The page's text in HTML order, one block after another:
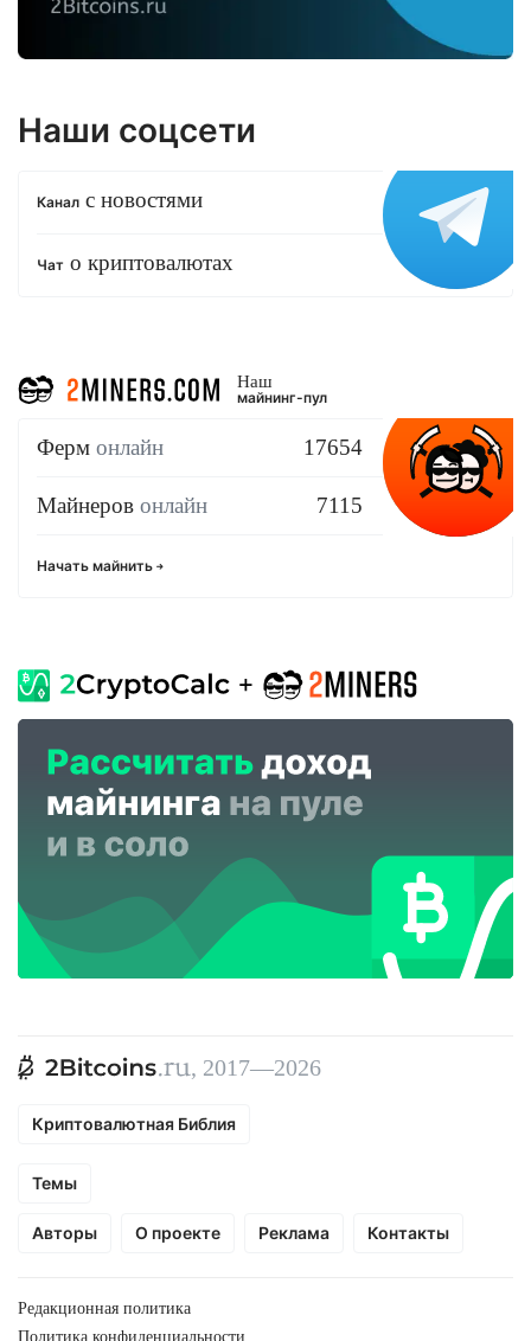
Наши соцсети
Канал с новостями
Чат о криптовалютах
Наш
майнинг-пул
Ферм онлайн 17654
Майнеров онлайн 7115
Начать майнить
, 2017—2026
Криптовалютная Библия
Темы
Авторы О проекте Реклама Контакты
Редакционная политика
Политика конфиденциальности